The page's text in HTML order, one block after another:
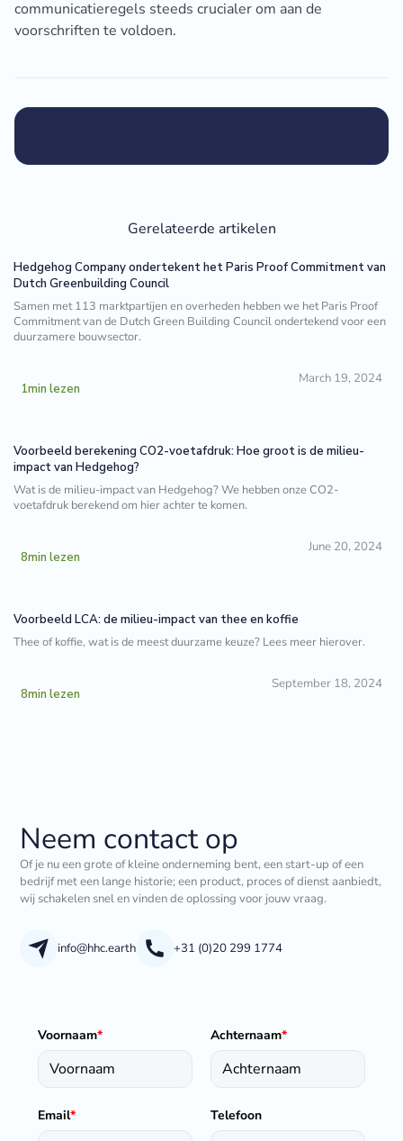
communicatieregels steeds crucialer om aan de
voorschriften te voldoen.
Gerelateerde artikelen
Hedgehog Company ondertekent het Paris Proof Commitment van
Dutch Greenbuilding Council
Samen met 113 marktpartijen en overheden hebben we het Paris Proof
Commitment van de Dutch Green Building Council ondertekend voor een
duurzamere bouwsector.
1min lezen
March 19, 2024
Voorbeeld berekening CO2-voetafdruk: Hoe groot is de milieu-
impact van Hedgehog?
Wat is de milieu-impact van Hedgehog? We hebben onze CO2-
voetafdruk berekend om hier achter te komen.
8min lezen
June 20, 2024
Voorbeeld LCA: de milieu-impact van thee en koffie
Thee of koffie, wat is de meest duurzame keuze? Lees meer hierover.
8min lezen
September 18, 2024
Neem contact op
Of je nu een grote of kleine onderneming bent, een start-up of een
bedrijf met een lange historie; een product, proces of dienst aanbiedt,
wij schakelen snel en vinden de oplossing voor jouw vraag.
info@hhc.earth +31 (0)20 299 1774
Voornaam* Achternaam*
Email* Telefoon